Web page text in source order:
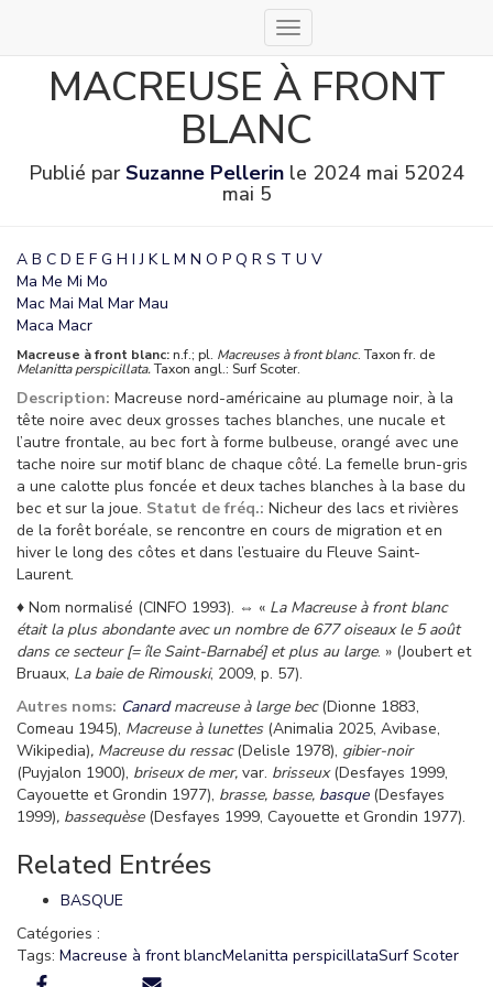
Déplier
la
navigation
MACREUSE À FRONT
BLANC
Publié par Suzanne Pellerin le 2024 mai 52024
mai 5
A B C D E F G H I J K L M N O P Q R S T U V
Ma Me Mi Mo
Mac Mai Mal Mar Mau
Maca Macr
Macreuse à front blanc:n.f.; pl. Macreuses à front blanc. Taxon fr. de
Melanitta perspicillata.Taxon angl.: Surf Scoter.
Description: Macreuse nord-américaine au plumage noir, à la
tête noire avec deux grosses taches blanches, une nucale et
l’autre frontale, au bec fort à forme bulbeuse, orangé avec une
tache noire sur motif blanc de chaque côté. La femelle brun-gris
a une calotte plus foncée et deux taches blanches à la base du
bec et sur la joue. Statut de fréq.: Nicheur des lacs et rivières
de la forêt boréale, se rencontre en cours de migration et en
hiver le long des côtes et dans l’estuaire du Fleuve Saint-
Laurent.
♦ Nom normalisé (CINFO 1993). ⇔ « La Macreuse à front blanc
était la plus abondante avec un nombre de 677 oiseaux le 5 août
dans ce secteur [= île Saint-Barnabé] et plus au large. » (Joubert et
Bruaux, La baie de Rimouski, 2009, p. 57).
Autres noms: Canardmacreuse à large bec(Dionne 1883,
Comeau 1945), Macreuse à lunettes (Animalia 2025, Avibase,
Wikipedia), Macreuse du ressac(Delisle 1978), gibier-noir
(Puyjalon 1900), briseux de mer, var. brisseux(Desfayes 1999,
Cayouette et Grondin 1977), brasse, basse, basque (Desfayes
1999), bassequèse (Desfayes 1999, Cayouette et Grondin 1977).
Related Entrées
BASQUE
Catégories :
Tags: Macreuse à front blancMelanitta perspicillataSurf Scoter